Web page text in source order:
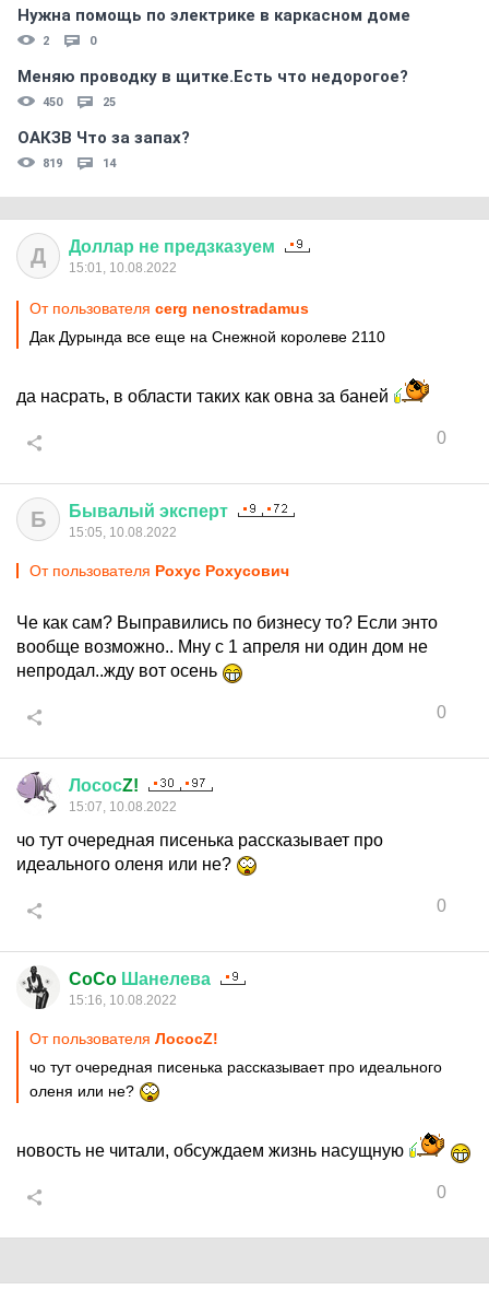
Нужна помощь по электрике в каркасном доме
2 0
Меняю проводку в щитке.Есть что недорогое?
450 25
ОАКЗВ Что за запах?
819 14
Д Доллар не предзказуем
15:01, 10.08.2022
От пользователя cerg nenostradamus
Дак Дурында все еще на Снежной королеве 2110
да насрать, в области таких как овна за баней
0
Б Бывалый эксперт
15:05, 10.08.2022
От пользователя Рохус Рохусович
Че как сам? Выправились по бизнесу то? Если энто
вообще возможно.. Мну с 1 апреля ни один дом не
непродал..жду вот осень
0
ЛососZ!
15:07, 10.08.2022
чо тут очередная писенька рассказывает про
идеального оленя или не?
0
CoCo Шанелева
15:16, 10.08.2022
От пользователя ЛососZ!
чо тут очередная писенька рассказывает про идеального
оленя или не?
новость не читали, обсуждаем жизнь насущную
0